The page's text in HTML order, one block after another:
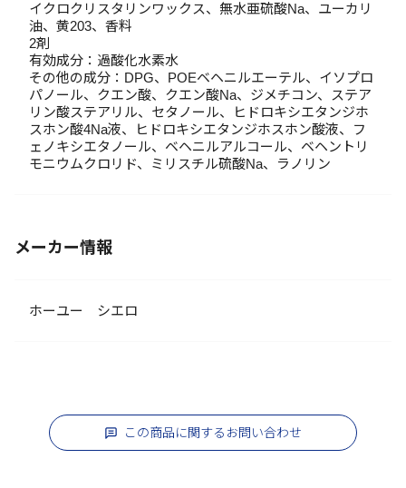
イクロクリスタリンワックス、無水亜硫酸Na、ユーカリ
油、黄203、香料
2剤
有効成分：過酸化水素水
その他の成分：DPG、POEベヘニルエーテル、イソプロ
パノール、クエン酸、クエン酸Na、ジメチコン、ステア
リン酸ステアリル、セタノール、ヒドロキシエタンジホ
スホン酸4Na液、ヒドロキシエタンジホスホン酸液、フ
ェノキシエタノール、ベヘニルアルコール、ベヘントリ
モニウムクロリド、ミリスチル硫酸Na、ラノリン
メーカー情報
ホーユー シエロ
この商品に関するお問い合わせ